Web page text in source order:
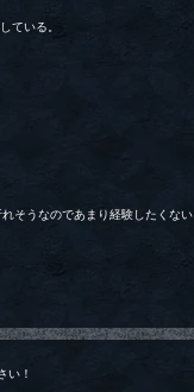
ている。
そうなのであまり経験したくない
い！